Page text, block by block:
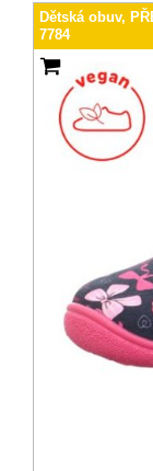
Dětská obuv,
7784